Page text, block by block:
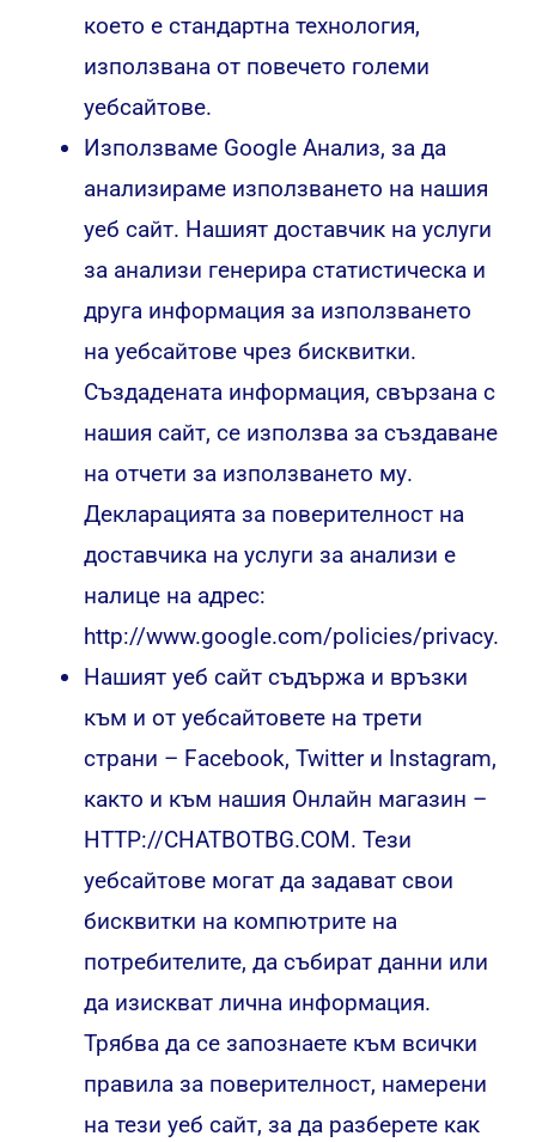
което е стандартна технология,
използвана от повечето големи
уебсайтове.
Използваме Google Анализ, за ​​да
анализираме използването на нашия
уеб сайт. Нашият доставчик на услуги
за анализи генерира статистическа и
друга информация за използването
на уебсайтове чрез бисквитки.
Създадената информация, свързана с
нашия сайт, се използва за създаване
на отчети за използването му.
Декларацията за поверителност на
доставчика на услуги за анализи е
налице на адрес:
http://www.google.com/policies/privacy.
Нашият уеб сайт съдържа и връзки
към и от уебсайтовете на трети
страни – Facebook, Twitter и Instagram,
както и към нашия Онлайн магазин –
HTTP://CHATBOTBG.COM. Тези
уебсайтове могат да задават свои
бисквитки на компютрите на
потребителите, да събират данни или
да изискват лична информация.
Трябва да се запознаете към всички
правила за поверителност, намерени
на тези уеб сайт, за да разберете как